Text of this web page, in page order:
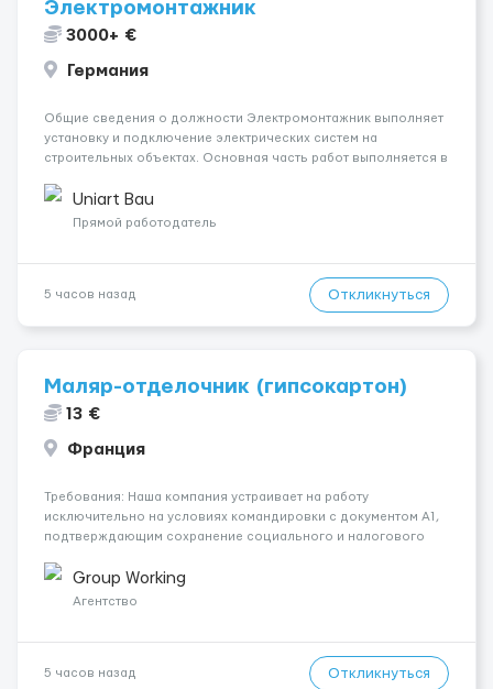
Электромонтажник
3000+ €
Германия
Общие сведения о должности Электромонтажник выполняет
установку и подключение электрических систем на
строительных объектах. Основная часть работ выполняется в
делаем только для профессионалов с доказательным
портфолио Обязанности ...
Uniart Bau
Прямой работодатель
5 часов назад Откликнуться
Маляр-отделочник (гипсокартон)
13 €
Франция
Требования: Наша компания устраивает на работу
исключительно на условиях командировки с документом A1,
подтверждающим сохранение социального и налогового
A1 могут получить граждане стран с упрощенным доступом к
рынку труда ЕС (Укра...
Group Working
Агентство
5 часов назад Откликнуться